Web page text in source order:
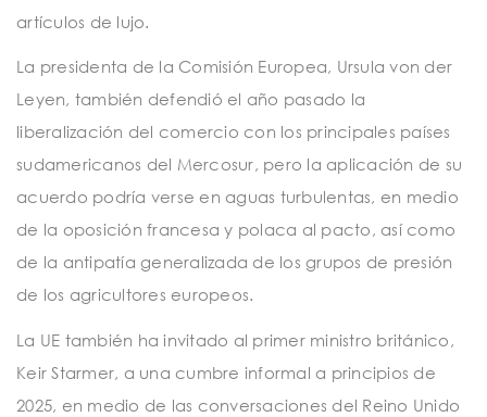
artículos de lujo.
La presidenta de la Comisión Europea, Ursula von der
Leyen, también defendió el año pasado la
liberalización del comercio con los principales países
sudamericanos del Mercosur, pero la aplicación de su
acuerdo podría verse en aguas turbulentas, en medio
de la oposición francesa y polaca al pacto, así como
de la antipatía generalizada de los grupos de presión
de los agricultores europeos.
La UE también ha invitado al primer ministro británico,
Keir Starmer, a una cumbre informal a principios de
2025, en medio de las conversaciones del Reino Unido